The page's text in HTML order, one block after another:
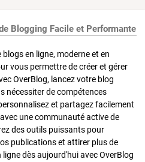
Blogging Facile et Performante
en ligne, moderne et en
vous permettre de créer et gérer
OverBlog, lancez votre blog
nécessiter de compétences
et partagez facilement
une communauté active de
des outils puissants pour
publications et attirer plus de
dès aujourd'hui avec OverBlog